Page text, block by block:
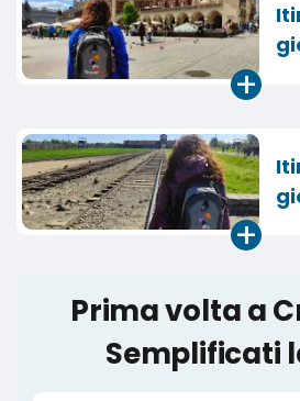
+
+
Prima volta a
Semplificati